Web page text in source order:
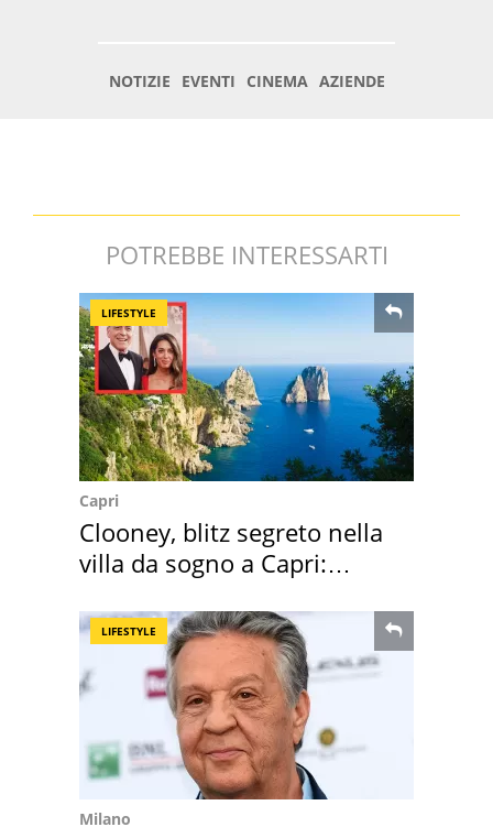
POTREBBE INTERESSARTI
LIFESTYLE
Capri
Clooney, blitz segreto nella
villa da sogno a Capri:
LIFESTYLE
Milano